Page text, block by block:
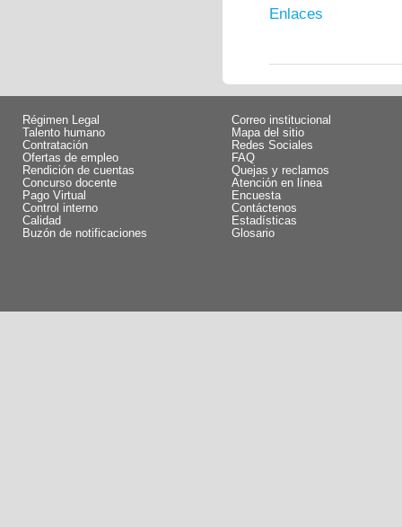
Enlaces
Régimen Legal
Talento humano
Contratación
Ofertas de empleo
Rendición de cuentas
Concurso docente
Pago Virtual
Control interno
Calidad
Buzón de notificaciones
Correo institucional
Mapa del sitio
Redes Sociales
FAQ
Quejas y reclamos
Atención en línea
Encuesta
Contáctenos
Estadísticas
Glosario